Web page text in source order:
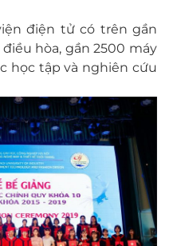
điện tử có trên gần
hòa, gần 2500 máy
học tập và nghiên cứu